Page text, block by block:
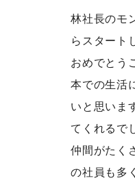
林社長のモ
らスタート
おめでとう
本での生活
いと思いま
てくれるで
仲間がたく
の社員も多